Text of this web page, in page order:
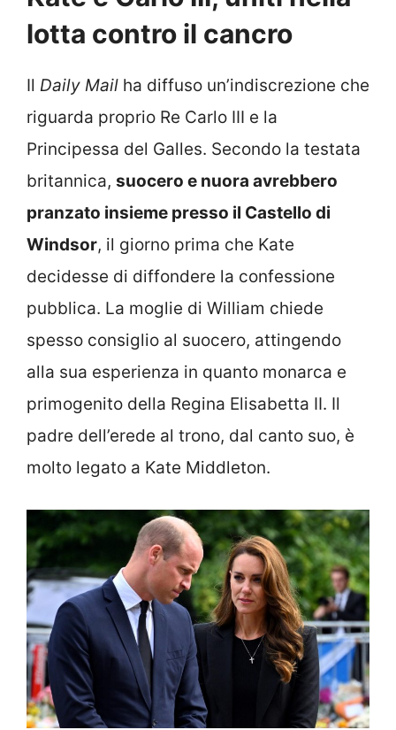
lotta contro il cancro
Il Daily Mail ha diffuso un’indiscrezione che
riguarda proprio Re Carlo III e la
Principessa del Galles. Secondo la testata
britannica, suocero e nuora avrebbero
pranzato insieme presso il Castello di
Windsor, il giorno prima che Kate
decidesse di diffondere la confessione
pubblica. La moglie di William chiede
spesso consiglio al suocero, attingendo
alla sua esperienza in quanto monarca e
primogenito della Regina Elisabetta II. Il
padre dell’erede al trono, dal canto suo, è
molto legato a Kate Middleton.